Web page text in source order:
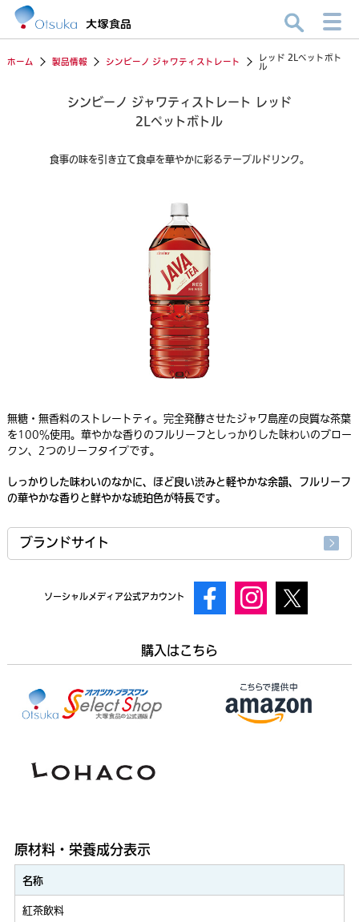
ホーム 製品情報 シンビーノ ジャワティストレート レッド 2Lペットボト
ル
シンビーノ ジャワティストレート レッド
2Lペットボトル
食事の味を引き立て食卓を華やかに彩るテーブルドリンク。
無糖・無香料のストレートティ。完全発酵させたジャワ島産の良質な茶葉
を100％使用。華やかな香りのフルリーフとしっかりした味わいのブロー
クン、2つのリーフタイプです。
しっかりした味わいのなかに、ほど良い渋みと軽やかな余韻、フルリーフ
の華やかな香りと鮮やかな琥珀色が特長です。
ブランドサイト
ソーシャルメディア公式アカウント
購入はこちら
原材料・栄養成分表示
名称
紅茶飲料